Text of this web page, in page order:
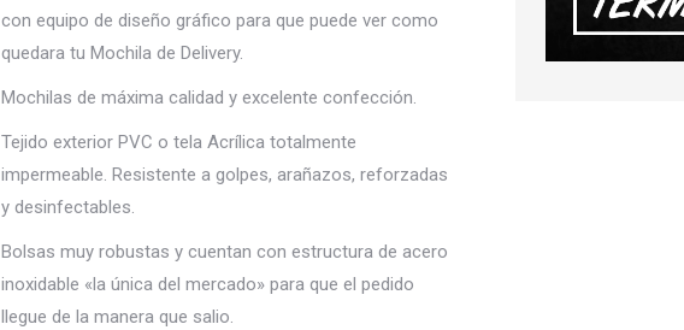
con equipo de diseño gráfico para que puede ver como
quedara tu Mochila de Delivery.
Mochilas de máxima calidad y excelente confección.
Tejido exterior PVC o tela Acrílica totalmente
impermeable. Resistente a golpes, arañazos, reforzadas
y desinfectables.
Bolsas muy robustas y cuentan con estructura de acero
inoxidable «la única del mercado» para que el pedido
llegue de la manera que salio.